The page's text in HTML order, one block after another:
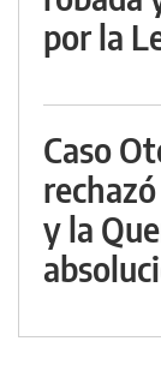
por la
Caso
y la